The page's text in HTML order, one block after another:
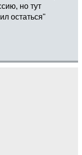
но тут
остаться"